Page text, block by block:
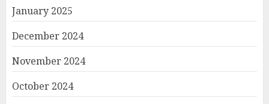
January 2025
December 2024
November 2024
October 2024